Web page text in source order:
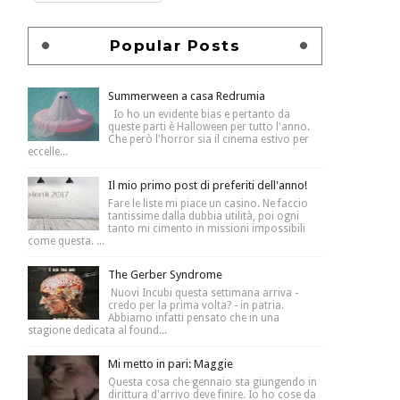
Popular Posts
Summerween a casa Redrumia
Io ho un evidente bias e pertanto da
queste parti è Halloween per tutto l'anno.
Che però l'horror sia il cinema estivo per
eccelle...
Il mio primo post di preferiti dell'anno!
Fare le liste mi piace un casino. Ne faccio
tantissime dalla dubbia utilità, poi ogni
tanto mi cimento in missioni impossibili
come questa. ...
The Gerber Syndrome
Nuovi Incubi questa settimana arriva -
credo per la prima volta? - in patria.
Abbiamo infatti pensato che in una
stagione dedicata al found...
Mi metto in pari: Maggie
Questa cosa che gennaio sta giungendo in
dirittura d'arrivo deve finire. Io ho cose da